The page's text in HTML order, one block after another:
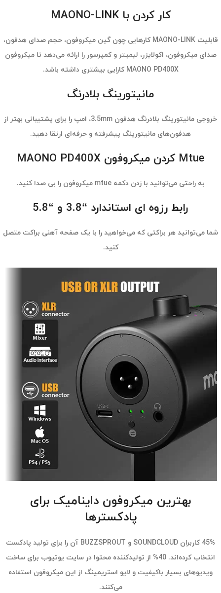
کار کردن با MAONO-LINK
قابلیت MAONO-LINK کارهایی چون گین میکروفون، حجم صدای هدفون،
صدای میکروفون، اکولایزر، لیمیتر و کمپرسور را ارائه می‌دهد تا میکروفون
MAONO PD400X کارایی بیشتری داشته باشد.
مانیتورینگ بلادرنگ
خروجی مانیتورینگ بلادرنگ هدفون 3.5mm، امپ را برای پشتیبانی بهتر از
هدفون‌های مانیتورینگ پیشرفته و حرفه‌ای ارتقا دهید.
Mtue کردن میکروفون MAONO PD400X
به راحتی می‌توانید با زدن دکمه mtue میکروفون را بی صدا کنید.
رابط رزوه ای استاندارد “3.8 و “5.8
شما می‌توانید هر براکتی که می‌خواهید را با یک صفحه آهنی براکت متصل
کنید.
بهترین میکروفون داینامیک برای
پادکسترها
45% کاربران SOUNDCLOUD و BUZZSPROUT آن را برای تولید پادکست
انتخاب کرده‌اند. 40% از تولیدکننده محتوا در سایت یوتیوب برای ساخت
ویدیوهای بسیار باکیفیت و لایو استریمینگ از این میکروفون استفاده
می‌کنند.